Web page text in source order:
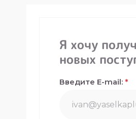
Я хочу
новых
Введите E-mail: *